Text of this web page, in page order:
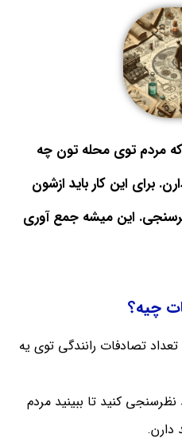
مردم توی محله تون چه
برای این کار باید ازشون
این میشه جمع آوری
چیه؟
تعداد تصادفات رانندگی توی یه
نظرسنجی کنید تا ببینید مردم
دارن.